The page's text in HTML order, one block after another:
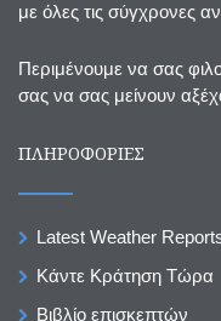
με όλες τις σύγχρονες
Περιμένουμε να σας
σας να σας μείνουν
ΠΛΗΡΟΦΟΡΙΕΣ
Latest Weather
Κάντε Κράτηση Τώρα
Βιβλίο επισκεπτών